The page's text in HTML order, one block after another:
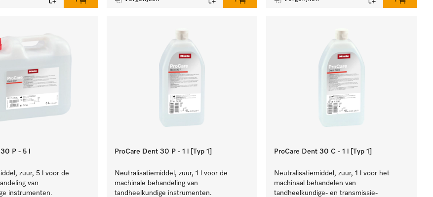
P - 5 l
zuur, 5 l voor de
van
instrumenten.
ProCare Dent 30 P - 1 l [Typ 1]
Neutralisatiemiddel, zuur, 1 l voor de
machinale behandeling van
tandheelkundige instrumenten.
ProCare Dent 30 C - 1 l [Typ 1]
Neutralisatiemiddel, zuur, 1 l voor het
machinaal behandelen van
tandheelkundige- en transmissie-